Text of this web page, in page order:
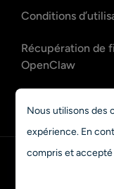
Conditions
Récupération de
OpenClaw
OpenClaw
Nous utilisons des
expérience. En
compris et